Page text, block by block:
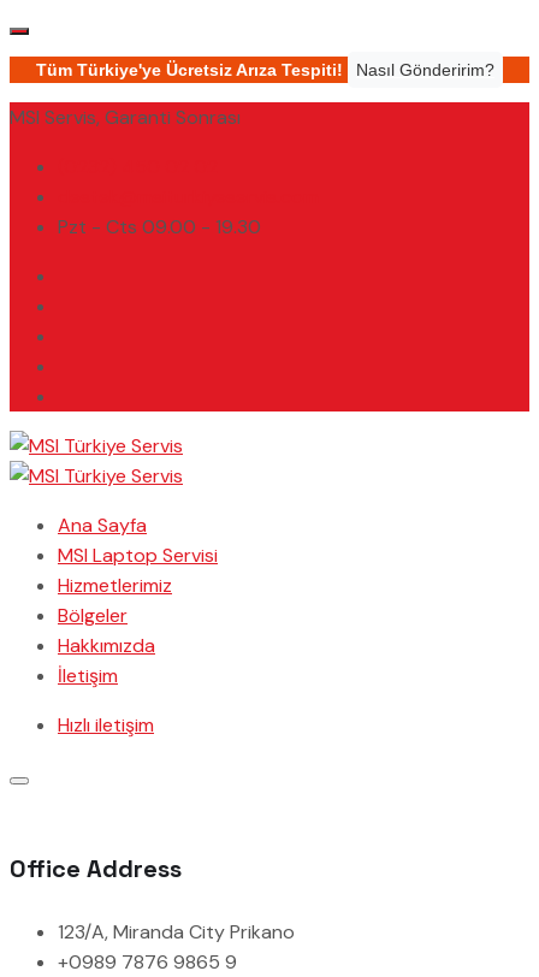
Tüm Türkiye'ye Ücretsiz Arıza Tespiti! Nasıl Gönderirim?
MSI Servis, Garanti Sonrası
Pzt - Cts 09.00 - 19.30
Ana Sayfa
MSI Laptop Servisi
Hizmetlerimiz
Bölgeler
Hakkımızda
İletişim
Hızlı iletişim
Office Address
123/A, Miranda City Prikano
+0989 7876 9865 9